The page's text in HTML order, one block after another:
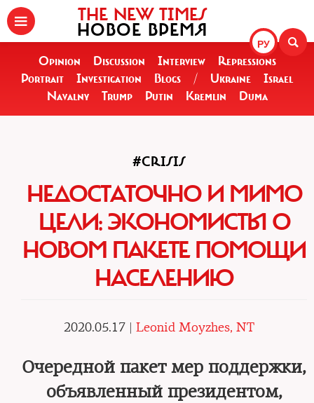
РУ
THE NEW TIMES
НОВОЕ ВРЕМЯ
Opinion Discussion Interview
Repressions
Portrait
Investigation Blogs / Ukraine
Israel
Navalny
Trump Putin Kremlin Duma
#CRISIS
НЕДОСТАТОЧНО И МИМО
ЦЕЛИ: ЭКОНОМИСТЫ О
НОВОМ ПАКЕТЕ ПОМОЩИ
НАСЕЛЕНИЮ
2020.05.17 | Leonid Moyzhes, NT
Очередной пакет мер поддержки,
объявленный президентом,